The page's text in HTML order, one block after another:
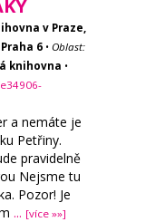
v Praze,
6 • Oblast:
knihovna •
a nemáte je
Petřiny.
pravidelně
Nejsme tu
Pozor! Je
... [více »»]